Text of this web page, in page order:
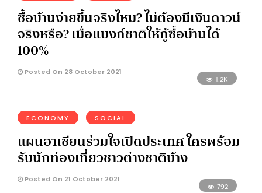
ซื้อบ้านง่ายขึ้นจริงไหม? ไม่ต้องมีเงินดาวน์
จริงหรือ? เมื่อแบงก์ชาติให้กู้ซื้อบ้านได้
100%
Posted On 28 October 2021
1.2K
ECONOMY SOCIAL
แผนอาเซียนร่วมใจเปิดประเทศ ใครพร้อม
รับนักท่องเที่ยวชาวต่างชาติบ้าง
Posted On 21 October 2021
792